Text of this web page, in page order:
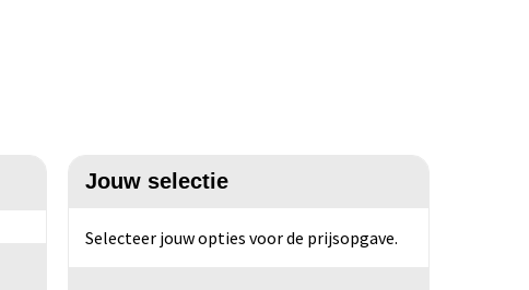
Jouw selectie
Selecteer jouw opties voor de prijsopgave.